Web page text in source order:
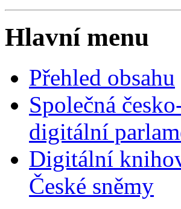
Hlavní menu
Přehled obsahu
Společná
digitální
Digitální
České sněmy